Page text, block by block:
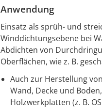
Anwendung
Einsatz als sprüh- und
Winddichtungsebene bei
Abdichten von
Oberflächen, wie z. B.
Auch zur Herstellung
Wand, Decke und
Holzwerkplatten (z. B.